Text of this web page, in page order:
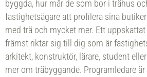
byggda, hur mår de som bor i trähus
fastighetsägare att profilera sina
med trä och mycket mer. Ett
främst riktar sig till dig som är
arkitekt, konstruktör, lärare, student
mer om träbyggande. Programledare